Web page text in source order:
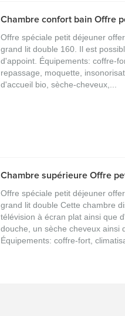
Chambre confort bain Offre
Offre spéciale petit déjeuner
grand lit double 160. Il est
d'appoint. Équipements: coffre-
repassage, moquette,
d'accueil bio, sèche-cheveux,...
Chambre supérieure Offre
Offre spéciale petit déjeuner
grand lit double Cette chambre
télévision à écran plat ainsi que
douche, un sèche cheveux ainsi
Équipements: coffre-fort,